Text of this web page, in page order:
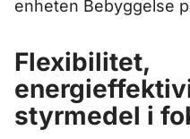
enheten Bebyggelse
Flexibilitet,
styrmedel i